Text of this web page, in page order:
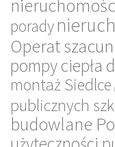
porady
Operat
pompy ciepła
montaż Siedlce
publicznych
budowlane